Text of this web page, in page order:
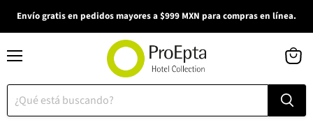
Envío gratis en pedidos mayores a $999 MXN para compras en línea.
carrito